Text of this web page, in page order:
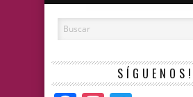
SÍGUENOS!